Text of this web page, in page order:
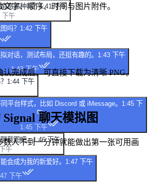
息那种吗？1:41 下午
下午
吗？ 1:42 下午
对话，测试布局，还挺有趣的。 1:43 下午
1:43 下午
1:44 下午
平台样式，比如 Discord 或 iMessage。 1:45 下
午
1:45 下午
截图吧。1:46 下午
午
会成为我的新爱好。 1:47 下午
下午
字、顺序、时间与图片附件。
完成后，可直接下载为清晰 PNG。
聊天模拟图
数人不到一分钟就能做出第一张可用画